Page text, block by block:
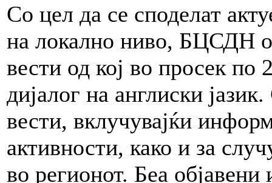
Со цел да се споделат
на локално ниво, БЦСДН
вести од кој во просек по
дијалог на англиски
вести, вклучувајќи
активности, како и за
во регионот. Беа